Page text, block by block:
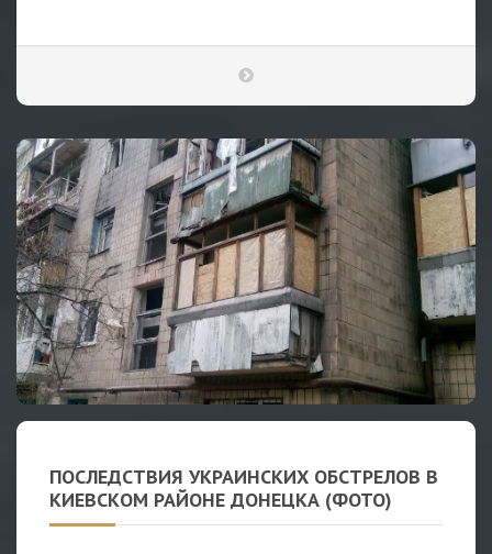
ПОСЛЕДСТВИЯ УКРАИНСКИХ ОБСТРЕЛОВ В
КИЕВСКОМ РАЙОНЕ ДОНЕЦКА (ФОТО)